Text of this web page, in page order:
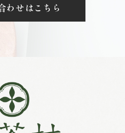
わせはこちら